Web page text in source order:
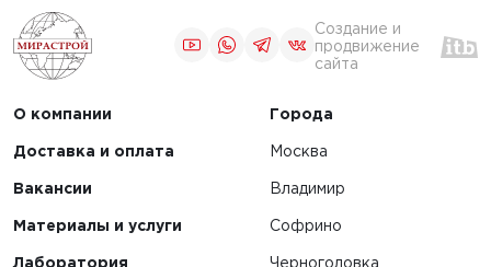
Создание и
продвижение
сайта
О компании
Доставка и оплата
Вакансии
Материалы и услуги
Лаборатория
Города
Москва
Владимир
Софрино
Черноголовка